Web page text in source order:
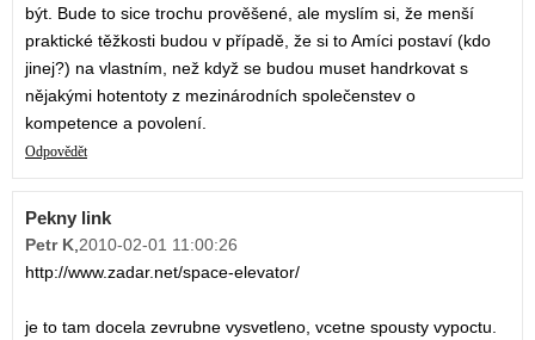
být. Bude to sice trochu prověšené, ale myslím si, že menší
praktické těžkosti budou v případě, že si to Amíci postaví (kdo
jinej?) na vlastním, než když se budou muset handrkovat s
nějakými hotentoty z mezinárodních společenstev o
kompetence a povolení.
Odpovědět
Pekny link
Petr K,2010-02-01 11:00:26
http://www.zadar.net/space-elevator/
je to tam docela zevrubne vysvetleno, vcetne spousty vypoctu.